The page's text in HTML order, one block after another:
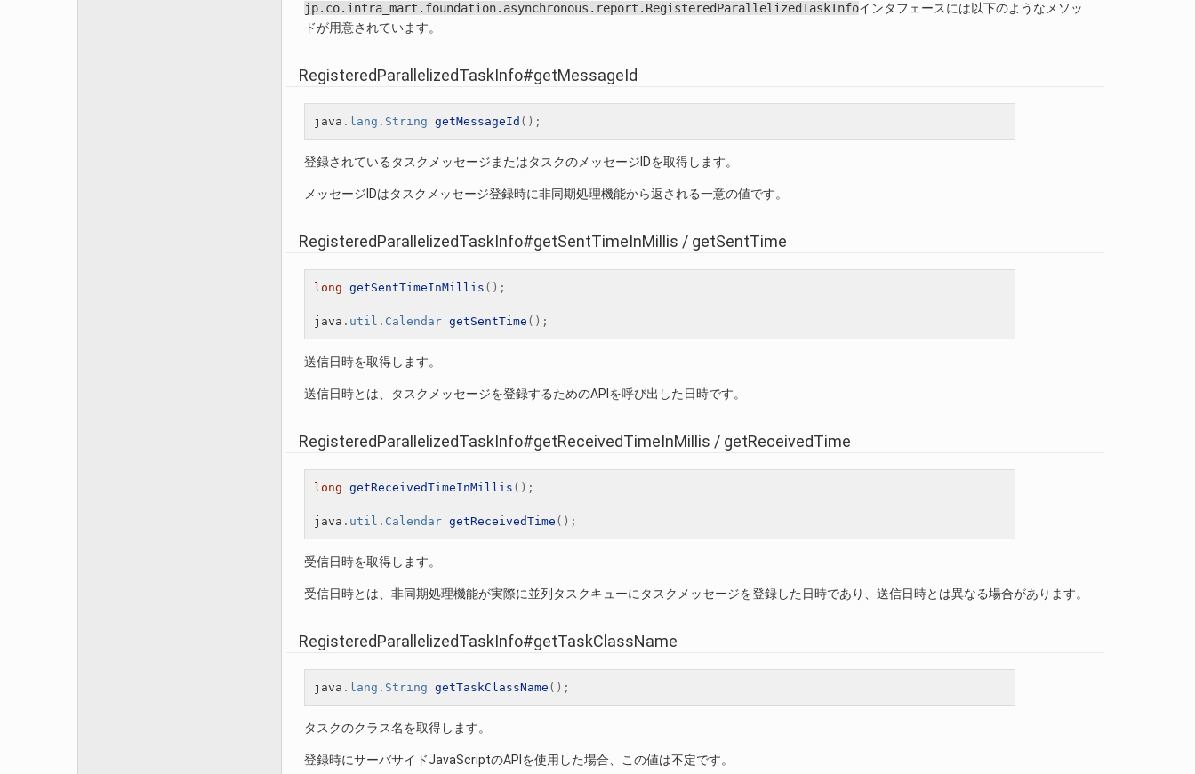
jp.co.intra_mart.foundation.asynchronous.report.RegisteredParallelizedTaskInfoインタフェースには以下のようなメソッ
ドが用意されています。
RegisteredParallelizedTaskInfo#getMessageId
java . lang . String getMessageId ();
登録されているタスクメッセージまたはタスクのメッセージIDを取得します。
メッセージIDはタスクメッセージ登録時に非同期処理機能から返される一意の値です。
RegisteredParallelizedTaskInfo#getSentTimeInMillis / getSentTime
long getSentTimeInMillis ();
java . util . Calendar getSentTime ();
送信日時を取得します。
送信日時とは、タスクメッセージを登録するためのAPIを呼び出した日時です。
RegisteredParallelizedTaskInfo#getReceivedTimeInMillis / getReceivedTime
long getReceivedTimeInMillis ();
java . util . Calendar getReceivedTime ();
受信日時を取得します。
受信日時とは、非同期処理機能が実際に並列タスクキューにタスクメッセージを登録した日時であり、送信日時とは異なる場合があります。
RegisteredParallelizedTaskInfo#getTaskClassName
java . lang . String getTaskClassName ();
タスクのクラス名を取得します。
登録時にサーバサイドJavaScriptのAPIを使用した場合、この値は不定です。